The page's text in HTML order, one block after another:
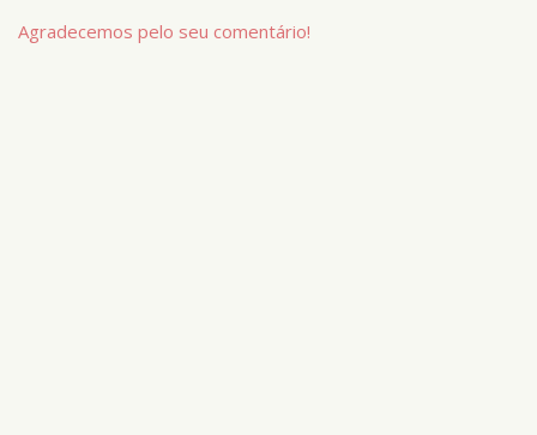
Agradecemos pelo seu comentário!